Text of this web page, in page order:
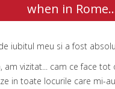
when in
iubitul meu si a fost
vizitat... cam ce face
in toate locurile care mi-